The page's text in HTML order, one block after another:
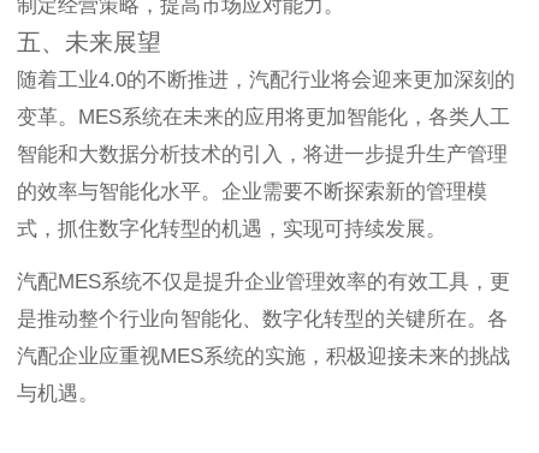
制定经营策略，提高市场应对能力。
五、未来展望
随着工业4.0的不断推进，汽配行业将会迎来更加深刻的
变革。MES系统在未来的应用将更加智能化，各类人工
智能和大数据分析技术的引入，将进一步提升生产管理
的效率与智能化水平。企业需要不断探索新的管理模
式，抓住数字化转型的机遇，实现可持续发展。
汽配MES系统不仅是提升企业管理效率的有效工具，更
是推动整个行业向智能化、数字化转型的关键所在。各
汽配企业应重视MES系统的实施，积极迎接未来的挑战
与机遇。